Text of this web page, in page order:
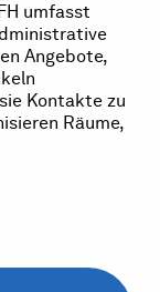
umfasst
Angebote,
Kontakte zu
Räume,